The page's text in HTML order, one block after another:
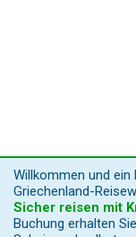
Willkommen und ein
Griechenland-
Sicher reisen mit
Buchung erhalten